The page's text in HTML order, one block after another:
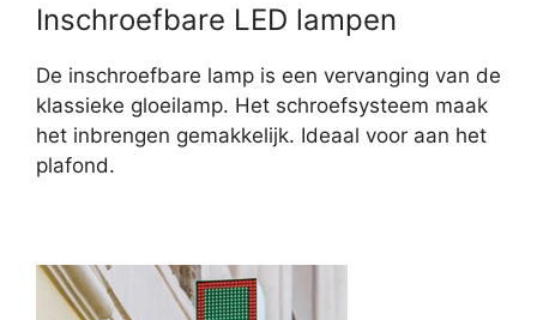
Inschroefbare LED lampen
De inschroefbare lamp is een vervanging van de
klassieke gloeilamp. Het schroefsysteem maak
het inbrengen gemakkelijk. Ideaal voor aan het
plafond.